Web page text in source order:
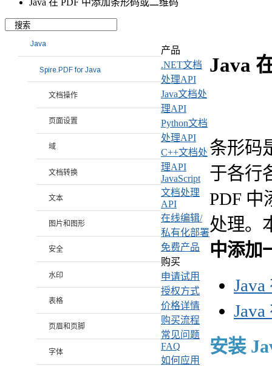
Java 在 PDF 中添加条形码或二维码
Java
条形码
于各行
PDF 中
处理。
中添加
安装
Java
Spire.PDF for Java
文档操作
页面设置
域
文档转换
文本
图片和图形
安全
水印
表格
页眉和页脚
字体
产品
.NET文档
处理API
Java文档处
理API
Python文档
处理API
C++文档处
理API
JavaScript
文档处理
API
在线编辑/
私有化部署
免费产品
购买
申请试用
授权方式
价格详情
购买流程
常见问题
FAQ
如何应用